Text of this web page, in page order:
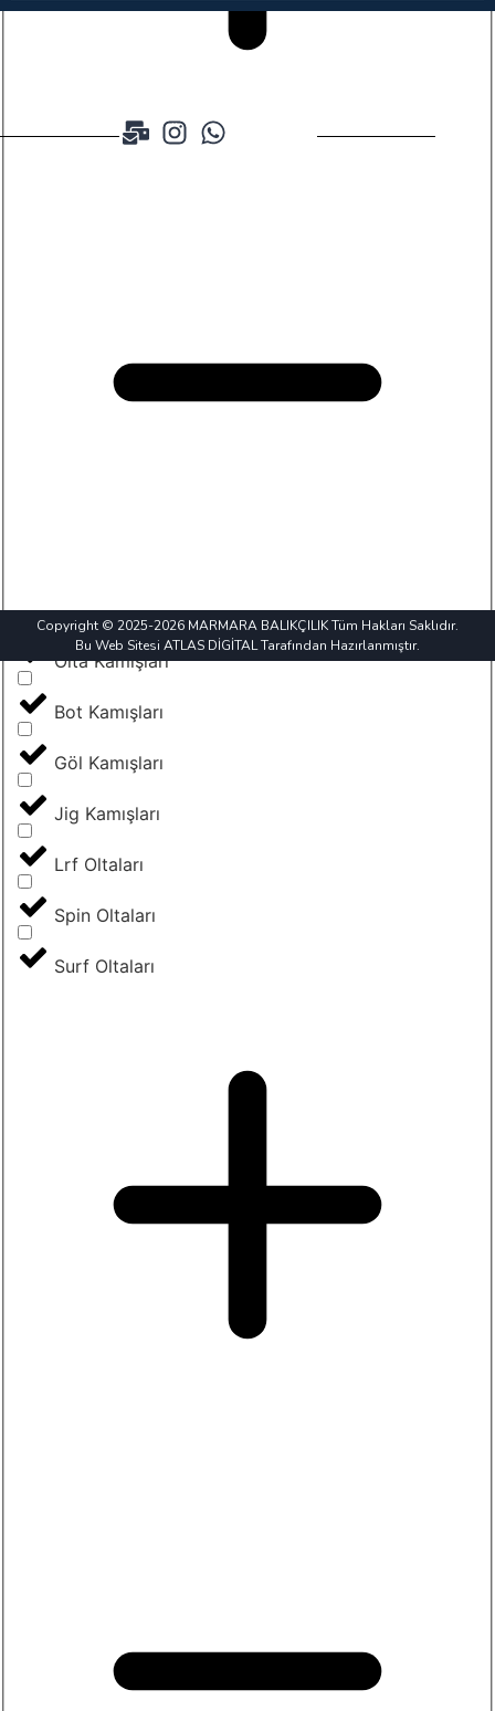
Olta Kamışları
Bot Kamışları
Göl Kamışları
Jig Kamışları
Lrf Oltaları
Spin Oltaları
Surf Oltaları
Copyright © 2025-2026 MARMARA BALIKÇILIK Tüm Hakları Saklıdır.
Bu Web Sitesi ATLAS DİGİTAL Tarafından Hazırlanmıştır.